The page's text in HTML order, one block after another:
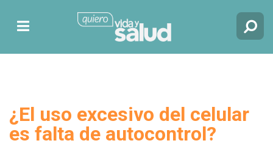
¿El uso excesivo del celular
es falta de autocontrol?